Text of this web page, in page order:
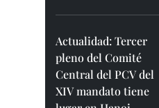
Actualidad: Tercer
pleno del Comité
Central del PCV del
XIV mandato tiene